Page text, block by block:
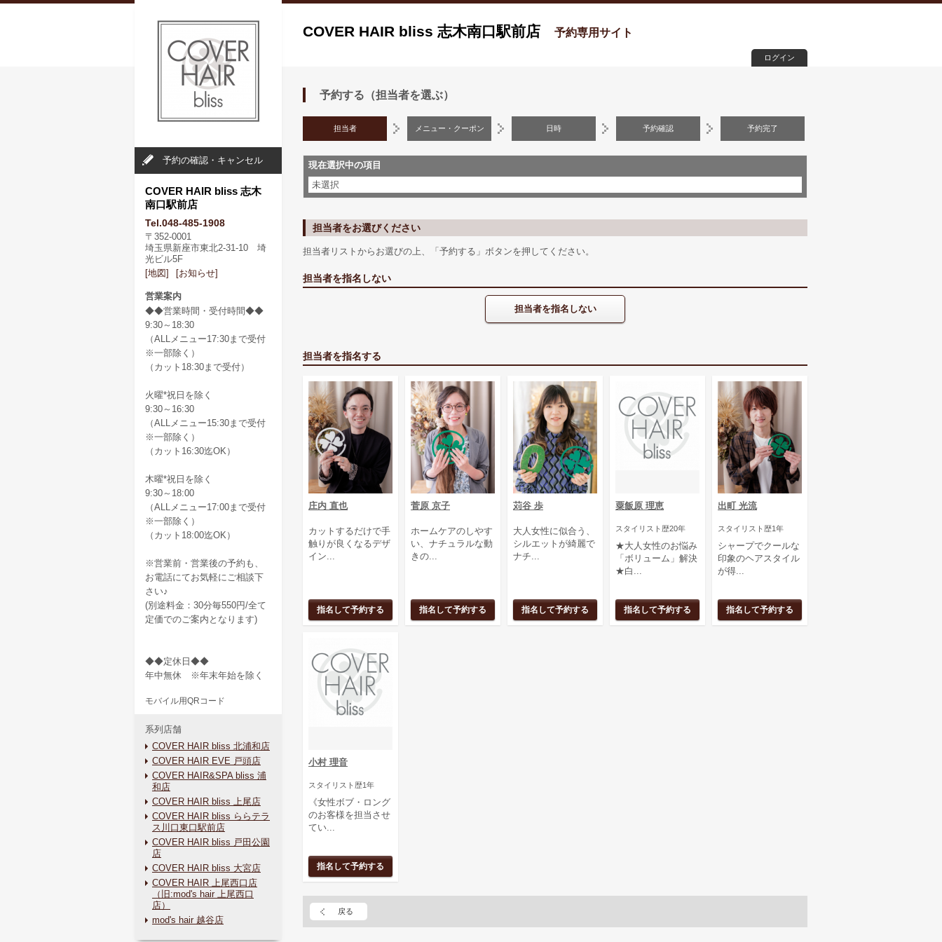
COVER HAIR bliss 志木南口駅前店 予約専用サイト
ログイン
予約する（担当者を選ぶ）
担当者 メニュー・クーポン 日時 予約確認 予約完了
現在選択中の項目
未選択
担当者をお選びください
担当者リストからお選びの上、「予約する」ボタンを押してください。
担当者を指名しない
担当者を指名しない
担当者を指名する
庄内 直也
カットするだけで手
触りが良くなるデザ
イン...
指名して予約する
菅原 京子
ホームケアのしやす
い、ナチュラルな動
きの...
指名して予約する
苅谷 歩
大人女性に似合う、
シルエットが綺麗で
ナチ...
指名して予約する
粟飯原 理恵
スタイリスト歴20年
★大人女性のお悩み
「ボリューム」解決
★白...
指名して予約する
出町 光流
スタイリスト歴1年
シャープでクールな
印象のヘアスタイル
が得...
指名して予約する
小村 理音
スタイリスト歴1年
《女性ボブ・ロング
のお客様を担当させ
てい...
指名して予約する
戻る
予約の確認・キャンセル
COVER HAIR bliss 志木
南口駅前店
Tel.048-485-1908
〒352-0001
埼玉県新座市東北2-31-10 埼
光ビル5F
[地図]
[お知らせ]
営業案内
◆◆営業時間・受付時間◆◆
9:30～18:30
（ALLメニュー17:30まで受付
※一部除く）
（カット18:30まで受付）
火曜*祝日を除く
9:30～16:30
（ALLメニュー15:30まで受付
※一部除く）
（カット16:30迄OK）
木曜*祝日を除く
9:30～18:00
（ALLメニュー17:00まで受付
※一部除く）
（カット18:00迄OK）
※営業前・営業後の予約も、
お電話にてお気軽にご相談下
さい♪
(別途料金：30分毎550円/全て
定価でのご案内となります)
◆◆定休日◆◆
年中無休 ※年末年始を除く
モバイル用QRコード
系列店舗
COVER HAIR bliss 北浦和店
COVER HAIR EVE 戸頭店
COVER HAIR&SPA bliss 浦
和店
COVER HAIR bliss 上尾店
COVER HAIR bliss ららテラ
ス川口東口駅前店
COVER HAIR bliss 戸田公園
店
COVER HAIR bliss 大宮店
COVER HAIR 上尾西口店
（旧:mod's hair 上尾西口
店）
mod's hair 越谷店